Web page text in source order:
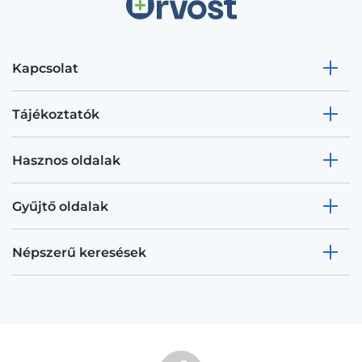
Kapcsolat
Tájékoztatók
Hasznos oldalak
Gyűjtő oldalak
Népszerű keresések